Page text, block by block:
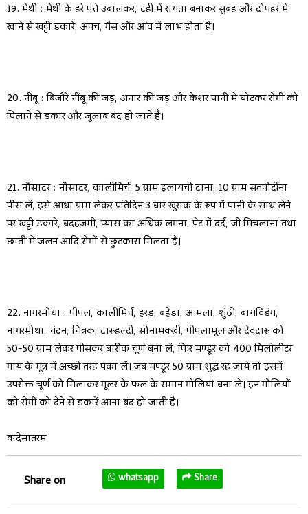
19. मेथी : मेथी के हरे पत्ते उबालकर, दही में रायता बनाकर सुबह और दोपहर में
खाने से खट्टी डकारे, अपच, गैस और आंव में लाभ होता है।
20. नींबू : बिजौरे नींबू की जड़, अनार की जड़ और केशर पानी में घोटकर रोगी को
पिलाने से डकार और जुलाब बंद हो जाते हैं।
21. नौसादर : नौसादर, कालीमिर्च, 5 ग्राम इलायची दाना, 10 ग्राम सतपोदीना
पीस लें, इसे आधा ग्राम लेकर प्रतिदिन 3 बार खुराक के रूप में पानी के साथ लेने
पर खट्टी डकारे, बदहजमी, प्यास का अधिक लगना, पेट में दर्द, जी मिचलाना तथा
छाती में जलन आदि रोगों से छुटकारा मिलता है।
22. नागरमोथा : पीपल, कालीमिर्च, हरड़, बहेड़ा, आमला, शुंठी, बायविडंग,
नागरमोथा, चंदन, चित्रक, दारूहल्दी, सोनामक्खी, पीपलामूल और देवदारू को
50-50 ग्राम लेकर पीसकर बारीक चूर्ण बना लें, फिर मण्डूर को 400 मिलीलीटर
गाय के मूत्र में अच्छी तरह पका लें। जब मण्डूर 50 ग्राम शुद्ध रह जाये तो इसमें
उपरोक्त चूर्ण को मिलाकर गूलर के फल के समान गोलियां बना लें। इन गोलियों
को रोगी को देने से डकारें आना बंद हो जाती हैं।
वन्देमातरम
Share on whatsapp Share